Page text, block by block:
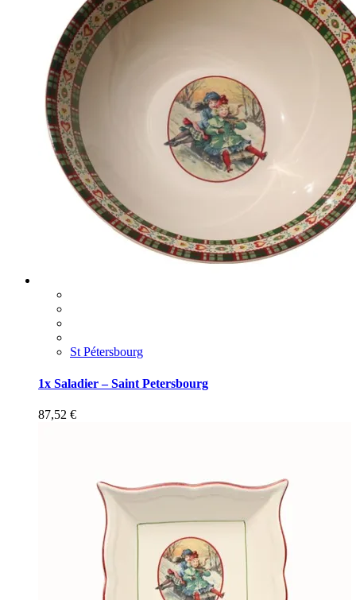
St Pétersbourg
1x Saladier – Saint Petersbourg
87,52 €